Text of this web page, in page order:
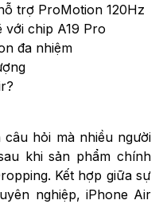
trợ ProMotion 120Hz
với chip A19 Pro
đa nhiệm
hỏi mà nhiều người
khi sản phẩm chính
Kết hợp giữa sự
nghiệp, iPhone Air